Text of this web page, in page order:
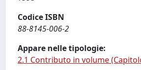
Codice ISBN
88-8145-006-2
Appare nelle tipologie:
2.1 Contributo in volume